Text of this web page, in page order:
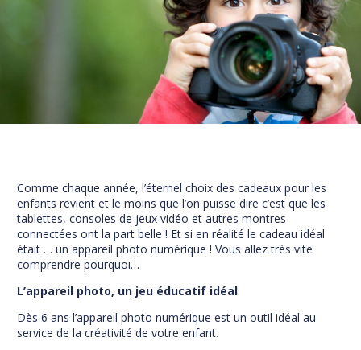
NUAJE : NUmérique et Appropriation par la Jeunesse
Parents Sentinelles des écrans
Pari Risqué : Prévenir l’addiction aux jeux d’argent en
Contact
Comme chaque année, l’éternel choix des cadeaux pour les
enfants revient et le moins que l’on puisse dire c’est que les
tablettes, consoles de jeux vidéo et autres montres
connectées ont la part belle ! Et si en réalité le cadeau idéal
était … un appareil photo numérique ! Vous allez très vite
comprendre pourquoi…
L’appareil photo, un jeu éducatif idéal
Dès 6 ans l’appareil photo numérique est un outil idéal au
service de la créativité de votre enfant.